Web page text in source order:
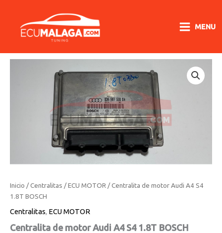
contenido
MENU
Inicio /Centralitas /ECU MOTOR / Centralita de motor Audi A4 S4
1.8T BOSCH
Centralitas, ECU MOTOR
Centralita de motor Audi A4 S4 1.8T BOSCH